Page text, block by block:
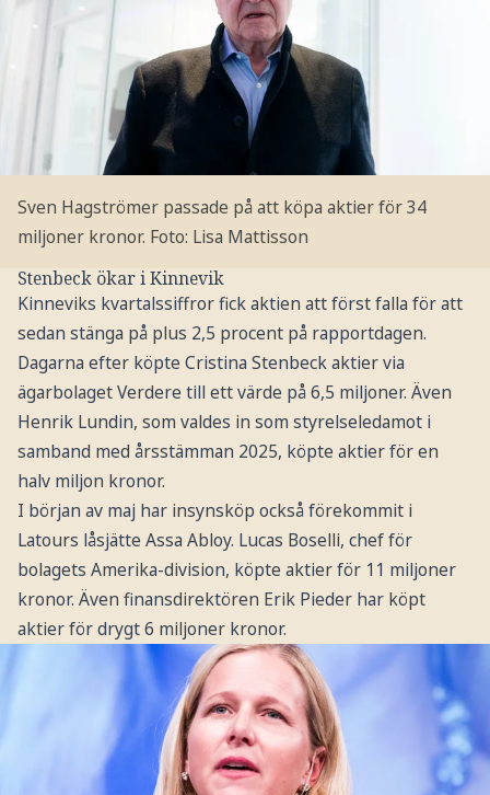
Sven Hagströmer passade på att köpa aktier för 34
miljoner kronor. Foto: Lisa Mattisson
Stenbeck ökar i Kinnevik
Kinneviks kvartalssiffror fick aktien att först falla för att
sedan stänga på plus 2,5 procent på rapportdagen.
Dagarna efter köpte Cristina Stenbeck aktier via
ägarbolaget Verdere till ett värde på 6,5 miljoner. Även
Henrik Lundin, som valdes in som styrelseledamot i
samband med årsstämman 2025, köpte aktier för en
halv miljon kronor.
I början av maj har insynsköp också förekommit i
Latours låsjätte Assa Abloy. Lucas Boselli, chef för
bolagets Amerika-division, köpte aktier för 11 miljoner
kronor. Även finansdirektören Erik Pieder har köpt
aktier för drygt 6 miljoner kronor.